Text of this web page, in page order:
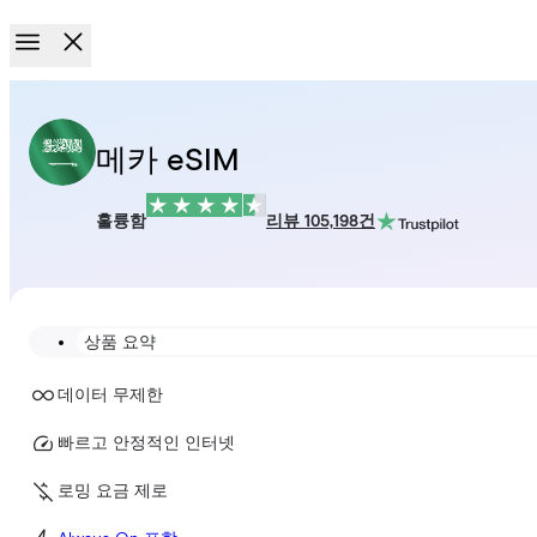
메카 eSIM
훌륭함 리뷰 105,198건
상품 요약
데이터 무제한
빠르고 안정적인 인터넷
로밍 요금 제로